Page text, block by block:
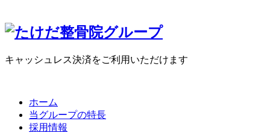
キャッシュレス決済をご利用いただけます
ホーム
当グループの特長
採用情報